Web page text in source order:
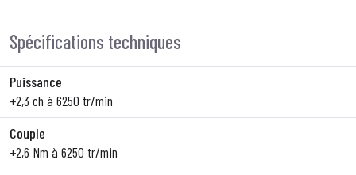
Spécifications techniques
Puissance
+2,3 ch à 6250 tr/min
Couple
+2,6 Nm à 6250 tr/min